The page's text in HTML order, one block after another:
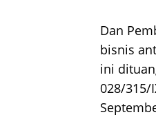
Dan
bisnis
ini
028/315/